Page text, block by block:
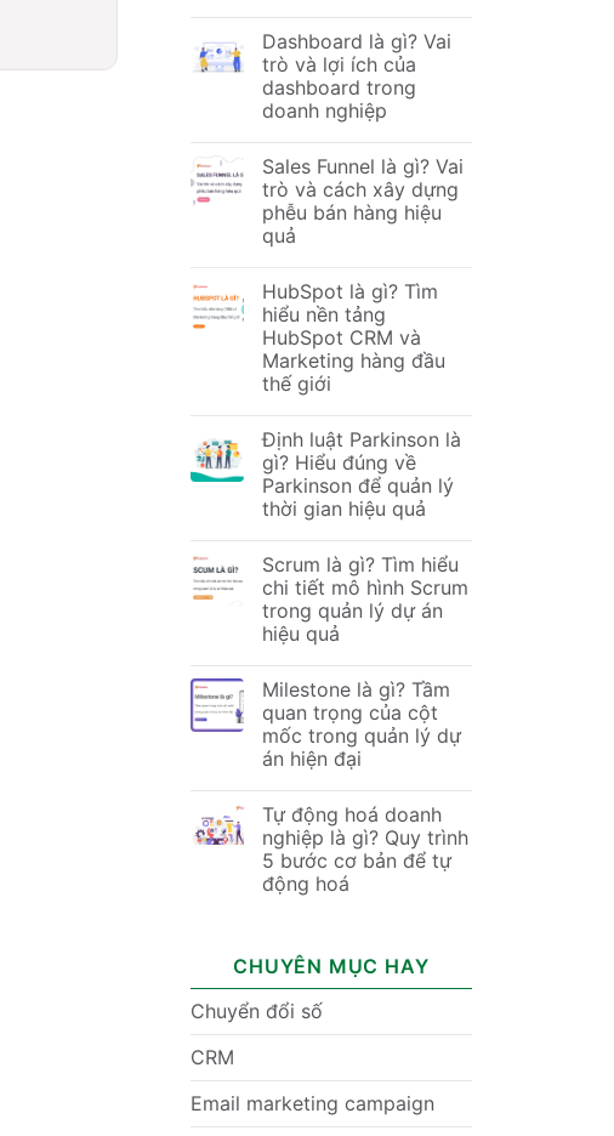
Dashboard là gì? Vai
trò và lợi ích của
dashboard trong
doanh nghiệp
Sales Funnel là gì? Vai
trò và cách xây dựng
phễu bán hàng hiệu
quả
HubSpot là gì? Tìm
hiểu nền tảng
HubSpot CRM và
Marketing hàng đầu
thế giới
Định luật Parkinson là
gì? Hiểu đúng về
Parkinson để quản lý
thời gian hiệu quả
Scrum là gì? Tìm hiểu
chi tiết mô hình Scrum
trong quản lý dự án
hiệu quả
Milestone là gì? Tầm
quan trọng của cột
mốc trong quản lý dự
án hiện đại
Tự động hoá doanh
nghiệp là gì? Quy trình
5 bước cơ bản để tự
động hoá
CHUYÊN MỤC HAY
Chuyển đổi số
CRM
Email marketing campaign